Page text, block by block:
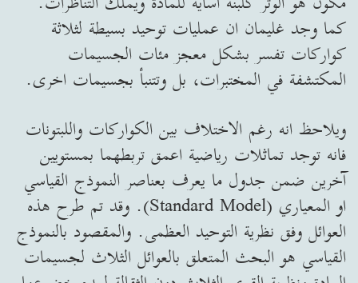
كما وجد غليمان ان عمليات توحيد بسيطة لثلاثة
كواركات تفسر بشكل معجز مئات الجسيمات
المكتشفة في المختبرات، بل وتتنبأ بجسيمات اخرى.
ويلاحظ انه رغم الاختلاف بين الكواركات واللبتونات
فانه توجد تماثلات رياضية اعمق تربطهما بمستويين
آخرين ضمن جدول ما يعرف بعناصر النموذج القياسي
او المعياري (Standard Model). وقد تم طرح هذه
العوائل وفق نظرية التوحيد العظمى. والمقصود بالنموذج
القياسي هو البحث المتعلق بالعوائل الثلاث لجسيمات